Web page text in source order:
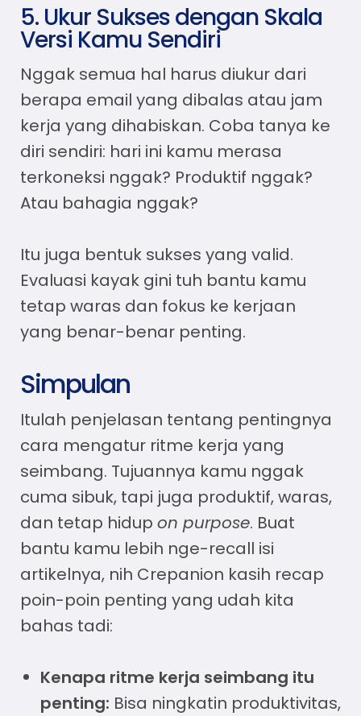
5. Ukur Sukses dengan Skala
Versi Kamu Sendiri
Nggak semua hal harus diukur dari
berapa email yang dibalas atau jam
kerja yang dihabiskan. Coba tanya ke
diri sendiri: hari ini kamu merasa
terkoneksi nggak? Produktif nggak?
Atau bahagia nggak?
Itu juga bentuk sukses yang valid.
Evaluasi kayak gini tuh bantu kamu
tetap waras dan fokus ke kerjaan
yang benar-benar penting.
Simpulan
Itulah penjelasan tentang pentingnya
cara mengatur ritme kerja yang
seimbang. Tujuannya kamu nggak
cuma sibuk, tapi juga produktif, waras,
dan tetap hidup on purpose. Buat
bantu kamu lebih nge-recall isi
artikelnya, nih Crepanion kasih recap
poin-poin penting yang udah kita
bahas tadi:
Kenapa ritme kerja seimbang itu
penting: Bisa ningkatin produktivitas,